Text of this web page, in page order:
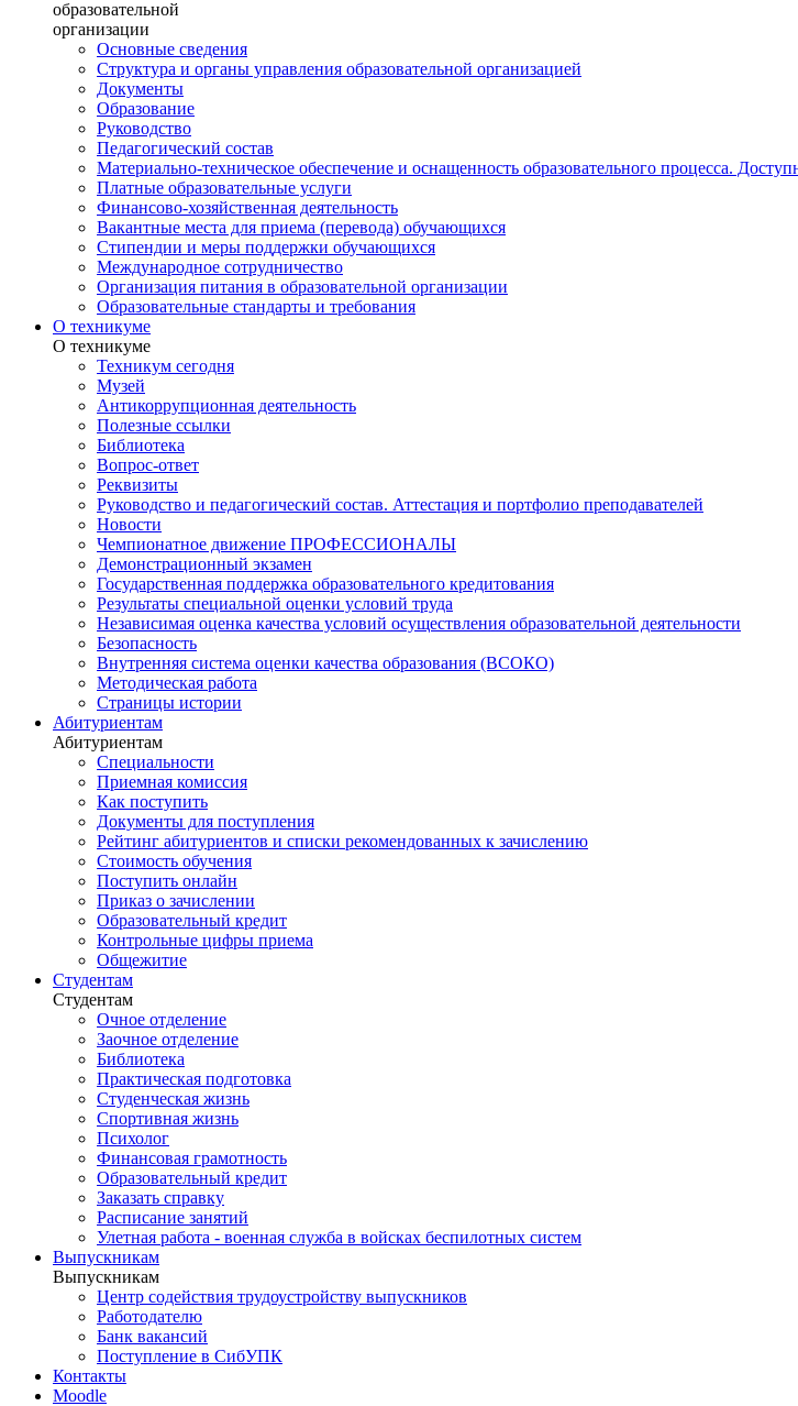
образовательной
организации
Основные сведения
Структура и органы управления образовательной организацией
Документы
Образование
Руководство
Педагогический состав
Материально-техническое обеспечение и оснащенность образовательного процесса.
Платные образовательные услуги
Финансово-хозяйственная деятельность
Вакантные места для приема (перевода) обучающихся
Стипендии и меры поддержки обучающихся
Международное сотрудничество
Организация питания в образовательной организации
Образовательные стандарты и требования
О техникуме
О техникуме
Техникум сегодня
Музей
Антикоррупционная деятельность
Полезные ссылки
Библиотека
Вопрос-ответ
Реквизиты
Руководство и педагогический состав. Аттестация и портфолио преподавателей
Новости
Чемпионатное движение ПРОФЕССИОНАЛЫ
Демонстрационный экзамен
Государственная поддержка образовательного кредитования
Результаты специальной оценки условий труда
Независимая оценка качества условий осуществления образовательной деятельности
Безопасность
Внутренняя система оценки качества образования (ВСОКО)
Методическая работа
Страницы истории
Абитуриентам
Абитуриентам
Специальности
Приемная комиссия
Как поступить
Документы для поступления
Рейтинг абитуриентов и списки рекомендованных к зачислению
Стоимость обучения
Поступить онлайн
Приказ о зачислении
Образовательный кредит
Контрольные цифры приема
Общежитие
Студентам
Студентам
Очное отделение
Заочное отделение
Библиотека
Практическая подготовка
Студенческая жизнь
Спортивная жизнь
Психолог
Финансовая грамотность
Образовательный кредит
Заказать справку
Расписание занятий
Улетная работа - военная служба в войсках беспилотных систем
Выпускникам
Выпускникам
Центр содействия трудоустройству выпускников
Работодателю
Банк вакансий
Поступление в СибУПК
Контакты
Moodle